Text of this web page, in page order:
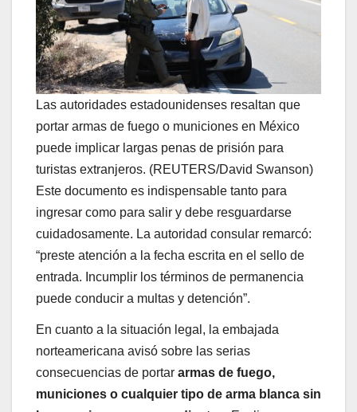
Las autoridades estadounidenses resaltan que
portar armas de fuego o municiones en México
puede implicar largas penas de prisión para
turistas extranjeros. (REUTERS/David Swanson)
Este documento es indispensable tanto para
ingresar como para salir y debe resguardarse
cuidadosamente. La autoridad consular remarcó:
“preste atención a la fecha escrita en el sello de
entrada. Incumplir los términos de permanencia
puede conducir a multas y detención”.
En cuanto a la situación legal, la embajada
norteamericana avisó sobre las serias
consecuencias de portar armas de fuego,
municiones o cualquier tipo de arma blanca sin